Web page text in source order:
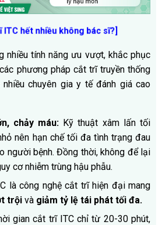
ITC hết nhiều không bác sĩ?]
nhiều tính năng ưu vượt, khắc phục
phương pháp cắt trĩ truyền thống
chuyên gia y tế đánh giá cao
chảy máu: Kỹ thuật xâm lấn tối
nên hạn chế tối đa tình trạng đau
người bệnh. Đồng thời, không để lại
cơ nhiễm trùng hậu phẫu.
là công nghệ cắt trĩ hiện đại mang
trội và giảm tỷ lệ tái phát tối đa.
gian cắt trĩ ITC chỉ từ 20-30 phút,